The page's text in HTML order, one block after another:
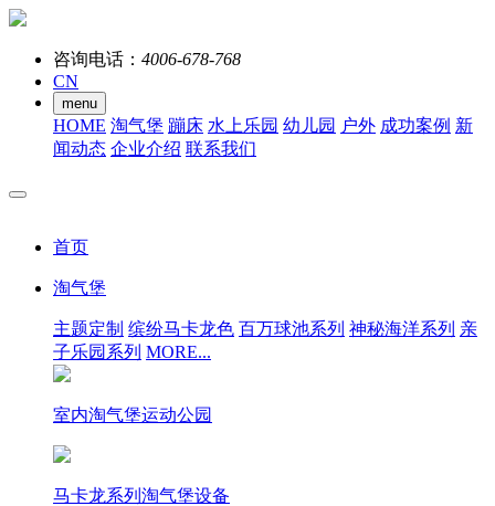
咨询电话： 4006-678-768
CN
menu
HOME 淘气堡 蹦床 水上乐园 幼儿园 户外 成功案例 新
闻动态 企业介绍 联系我们
首页
淘气堡
主题定制 缤纷马卡龙色 百万球池系列 神秘海洋系列 亲
子乐园系列 MORE...
室内淘气堡运动公园
马卡龙系列淘气堡设备